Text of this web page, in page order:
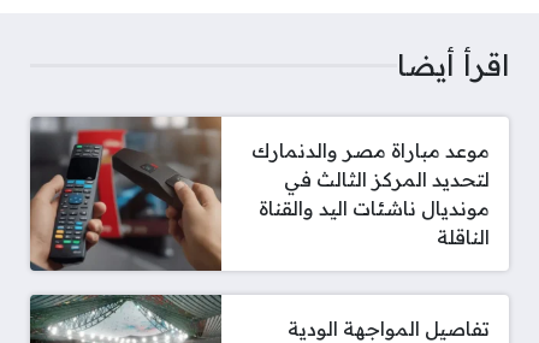
اقرأ أيضا
موعد مباراة مصر والدنمارك
لتحديد المركز الثالث في
مونديال ناشئات اليد والقناة
الناقلة
تفاصيل المواجهة الودية